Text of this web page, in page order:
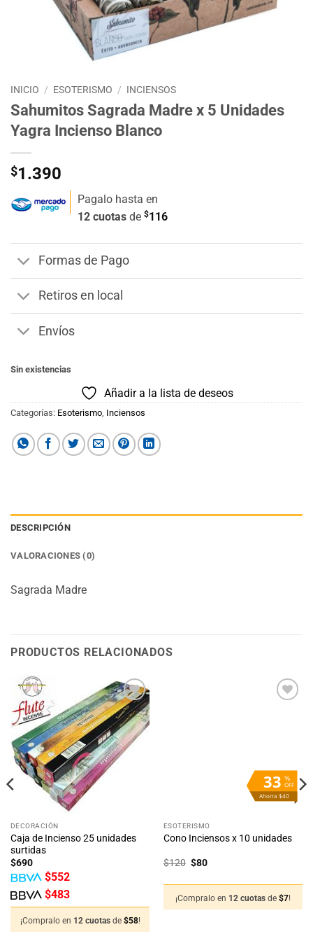
INICIO / ESOTERISMO / INCIENSOS
Sahumitos Sagrada Madre x 5 Unidades
Yagra Incienso Blanco
$1.390
Pagalo hasta en
12 cuotas de $116
Formas de Pago
Retiros en local
Envíos
Sin existencias
Añadir a la lista de deseos
Categorías: Esoterismo, Inciensos
DESCRIPCIÓN
VALORACIONES (0)
Sagrada Madre
PRODUCTOS RELACIONADOS
Añadir
a la
lista
de
deseos
DECORACIÓN
Caja de Incienso 25 unidades
surtidas
$690
$552
$483
¡Compralo en 12 cuotas de $58!
%
OFF
33
Ahorra $40
ESOTERISMO
Cono Inciensos x 10 unidades
$120 El
$120.
$80El
$80.
¡Compralo en 12 cuotas de $7!